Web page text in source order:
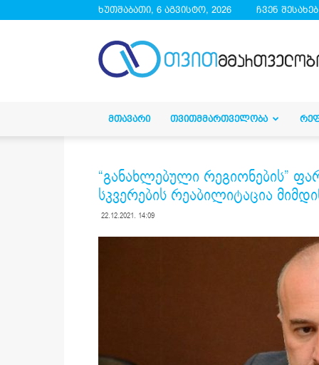
ხუთშაბათი, 6 აგვისტო, 2026 ჩვენ შესახებ
ᲛᲗᲐᲕᲐᲠᲘ ᲗᲕᲘᲗᲛᲛᲐᲠᲗᲕᲔᲚᲝᲑᲐ
“განახლებული რეგიონების”
სკვერების რეაბილიტაცია
22.12.2021. 14:09